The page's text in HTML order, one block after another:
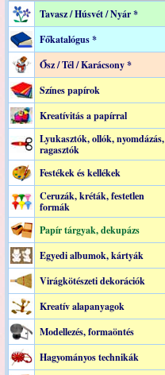
Tavasz / Húsvét / Nyár *
Főkatalógus *
Ősz / Tél / Karácsony *
Színes papírok
Kreatívitás a papírral
Lyukasztók, ollók, nyomdázás,
ragasztók
Festékek és kellékek
Ceruzák, kréták, festetlen
formák
Papír tárgyak, dekupázs
Egyedi albumok, kártyák
Virágkötészeti dekorációk
Kreatív alapanyagok
Modellezés, formaöntés
Hagyományos technikák